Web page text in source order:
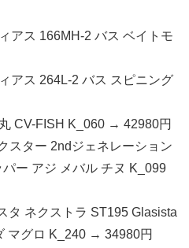
アス 166MH-2 バス ベイトモ
アス 264L-2 バス スピニング
CV-FISH K_060 → 42980円
スター 2ndジェネレーション
ー アジ メバル チヌ K_099
タ ネクストラ ST195 Glasista
マグロ K_240 → 34980円